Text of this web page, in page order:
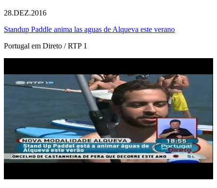
28.DEZ.2016
Standup Paddle anima las aguas de Alqueva este verano
Portugal em Direto / RTP 1